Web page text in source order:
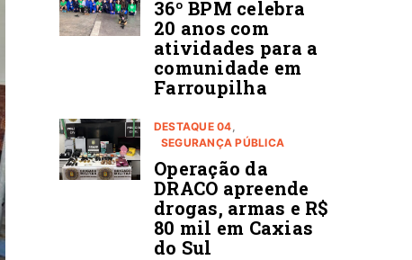
36º BPM celebra
20 anos com
atividades para a
comunidade em
Farroupilha
DESTAQUE 04
SEGURANÇA PÚBLICA
Operação da
DRACO apreende
drogas, armas e R$
80 mil em Caxias
do Sul